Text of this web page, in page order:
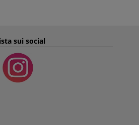
sui social